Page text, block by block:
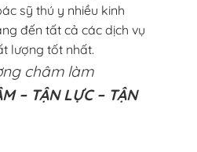
sỹ thú y nhiều kinh
đến tất cả các dịch vụ
lượng tốt nhất.
châm làm
– TẬN LỰC – TẬN